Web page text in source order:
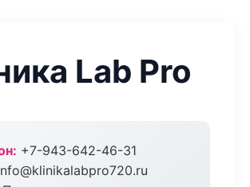
Lab Pro
+7-943-642-46-31